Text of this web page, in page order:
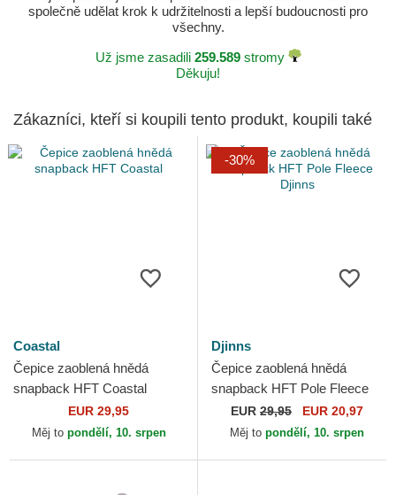
společně udělat krok k udržitelnosti a lepší budoucnosti pro
všechny.
Už jsme zasadili 259.589stromy
Děkuju!
Zákazníci, kteří si koupili tento produkt, koupili také
Coastal
Čepice zaoblená hnědá
snapback HFT Coastal
EUR 29,95
Měj to pondělí, 10. srpen
-30%
Djinns
Čepice zaoblená hnědá
snapback HFT Pole Fleece
Djinns
EUR 29,95 EUR 20,97
Měj to pondělí, 10. srpen